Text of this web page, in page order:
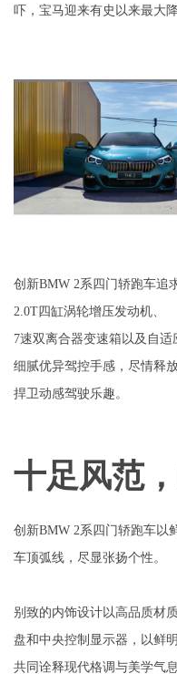
吓，宝马迎来有史以来最大降
创新BMW 2系四门轿跑车追
2.0T四缸涡轮增压发动机、
7速双离合器变速箱以及自
细腻优异驾控手感，尽情释
捍卫动感驾驶乐趣。
十足风范
创新BMW 2系四门轿跑车以
车顶弧线，尽显张扬个性。
别致的内饰设计以高品质材
盘和中央控制显示器，以鲜
共同诠释现代格调与美学气息